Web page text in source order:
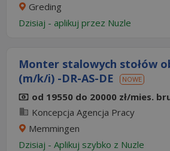
Greding
Dzisiaj - aplikuj przez Nuzle
Monter stalowych stołów
(m/k/i) -DR-AS-DE
NOWE
od 19550 do 20000 zł/mies.
Koncepcja Agencja Pracy
Memmingen
Dzisiaj - Aplikuj szybko z Nuzle